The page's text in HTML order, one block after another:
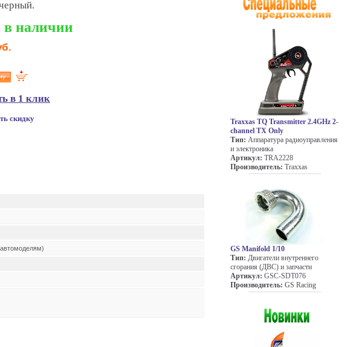
в наличии
в 1 клик
скидку
Traxxas TQ Transmitter 2.4GHz 2-
channel TX Only
Тип: Аппаратура радиоуправления
и электроника
Артикул: TRA2228
Производитель: Traxxas
GS Manifold 1/10
Тип: Двигатели внутреннего
сгорания (ДВС) и запчасти
Артикул: GSC-SDT076
Производитель: GS Racing